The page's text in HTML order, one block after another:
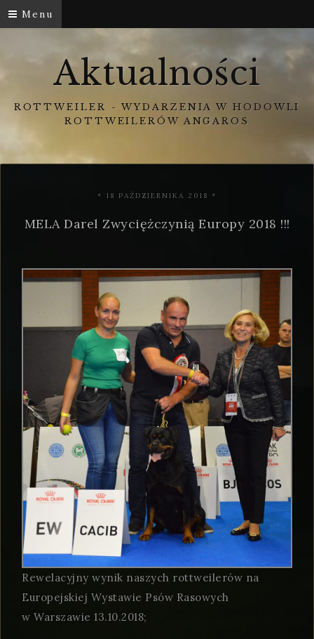
Menu
Aktualności
ROTTWEILER - WYDARZENIA W HODOWLI
ROTTWEILERÓW ANGAROS
* 18 PAŹDZIERNIKA 2018 *
MELA Darel Zwyciężczynią Europy 2018 !!!
Rewelacyjny wynik naszych rottweilerów na
Europejskiej Wystawie Psów Rasowych
w Warszawie 13.10.2018;